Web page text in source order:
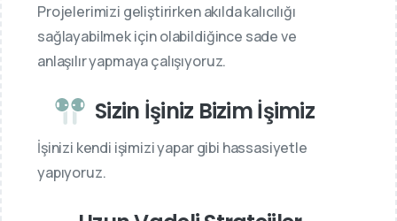
Projelerimizi geliştirirken akılda kalıcılığı
sağlayabilmek için olabildiğince sade ve
anlaşılır yapmaya çalışıyoruz.
Sizin İşiniz Bizim İşimiz
İşinizi kendi işimizi yapar gibi hassasiyetle
yapıyoruz.